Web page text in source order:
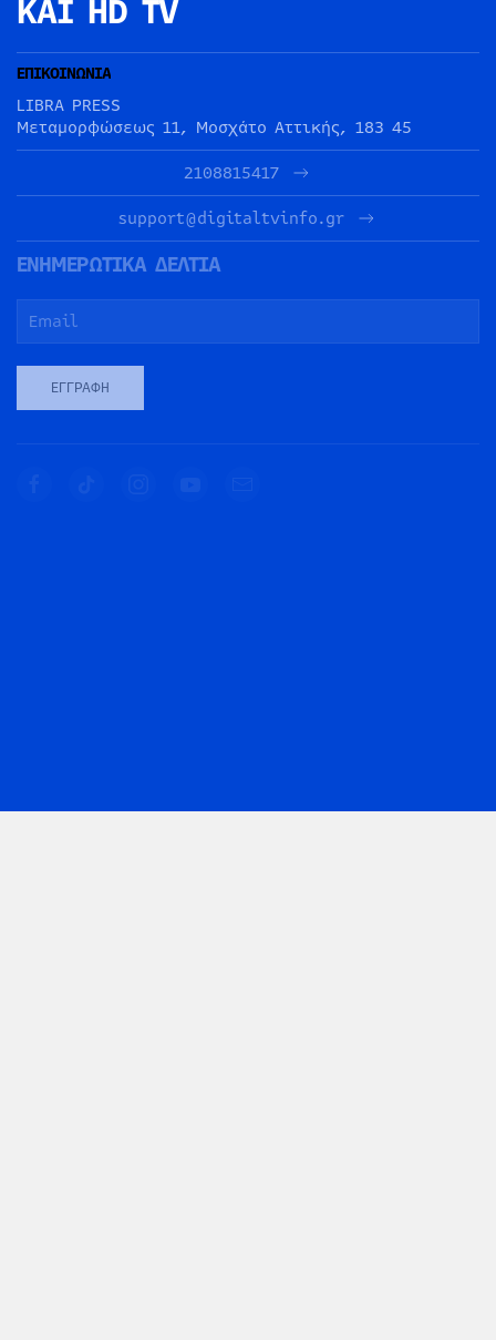
ΚΑΙ HD TV
ΕΠΙΚΟΙΝΩΝΙΑ
LIBRA PRESS
Μεταμορφώσεως 11, Μοσχάτο Αττικής, 183 45
2108815417
support@digitaltvinfo.gr
ΕΝΗΜΕΡΩΤΙΚΑ ΔΕΛΤΙΑ
ΕΓΓΡΑΦΉ